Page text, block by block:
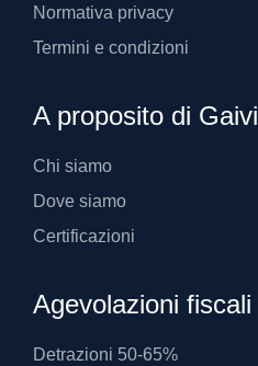
Normativa privacy
Termini e condizioni
A proposito di Gaivi
Chi siamo
Dove siamo
Certificazioni
Agevolazioni fiscali
Detrazioni 50-65%